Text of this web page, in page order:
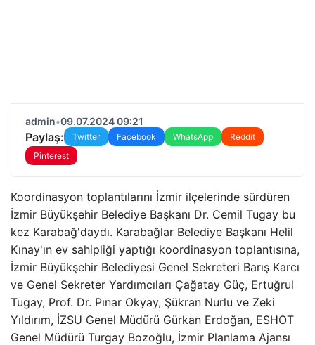
admin•09.07.2024 09:21
Paylaş: Twitter Facebook WhatsApp
Reddit
Pinterest
Koordinasyon toplantılarını İzmir ilçelerinde sürdüren
İzmir Büyükşehir Belediye Başkanı Dr. Cemil Tugay bu
kez Karabağ'daydı. Karabağlar Belediye Başkanı Helil
Kınay'ın ev sahipliği yaptığı koordinasyon toplantısına,
İzmir Büyükşehir Belediyesi Genel Sekreteri Barış Karcı
ve Genel Sekreter Yardımcıları Çağatay Güç, Ertuğrul
Tugay, Prof. Dr. Pınar Okyay, Şükran Nurlu ve Zeki
Yıldırım, İZSU Genel Müdürü Gürkan Erdoğan, ESHOT
Genel Müdürü Turgay Bozoğlu, İzmir Planlama Ajansı